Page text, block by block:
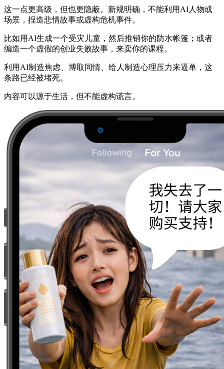
这一点更高级，但也更隐蔽。新规明确，不能利用AI人物或
场景，捏造悲情故事或虚构危机事件。
比如用AI生成一个受灾儿童，然后推销你的防水帐篷；或者
编造一个虚假的创业失败故事，来卖你的课程。
利用AI制造焦虑、博取同情、给人制造心理压力来逼单，这
条路已经被堵死。
内容可以源于生活，但不能虚构谎言。